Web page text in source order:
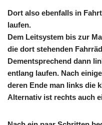
Dort also ebenfalls in
laufen.
Dem Leitsystem bis zur
die dort stehenden
Dementsprechend dann
entlang laufen. Nach
deren Ende man links die
Alternativ ist rechts auch